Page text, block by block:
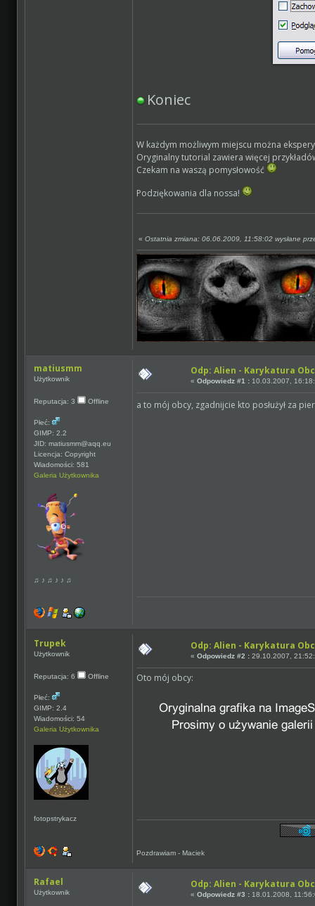
Koniec
W każdym możliwym miejscu można
Oryginalny tutorial zawiera więcej
Czekam na waszą pomysłowość
Podziękowania dla nossa!
«Ostatnia zmiana: 06.06.2009, 11:58:02 wysłane
matiusmm
Użytkownik
Reputacja: 3 Offline
Płeć:
GIMP: 2.2
JID: matiusmm@aqq.eu
Licencja: Copyright
Wiadomości: 581
Galeria Użytkownika
♫ ♪ ♫ ♪ ♪ ♫
Odp: Alien - Karykatura
«Odpowiedz #1 : 10.03.2007,
a to mój obcy, zgadnijcie kto posłużył za
Trupek
Użytkownik
Reputacja: 6 Offline
Płeć:
GIMP: 2.4
Wiadomości: 54
Galeria Użytkownika
fotopstrykacz
Odp: Alien - Karykatura
«Odpowiedz #2 : 29.10.2007,
Oto mój obcy:
Pozdrawiam - Maciek
Rafael
Użytkownik
Odp: Alien - Karykatura
«Odpowiedz #3 : 18.01.2008,